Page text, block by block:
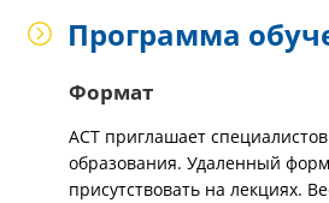
Программа
Формат
АСТ приглашает
образования. Удаленный
присутствовать на лекциях.